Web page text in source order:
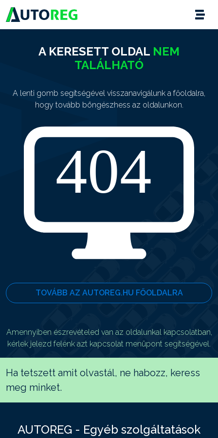
A KERESETT OLDAL NEM
TALÁLHATÓ
A lenti gomb segítségével visszanavigálunk a főoldalra,
hogy tovább böngészhess az oldalunkon.
TOVÁBB AZ AUTOREG.HU FŐOLDALRA
Amennyiben észrevételed van az oldalunkal kapcsolatban,
kérlek jelezd felénk azt kapcsolat menüpont segítségével.
Ha tetszett amit olvastál, ne habozz, keress
meg minket.
AUTOREG - Egyéb szolgáltatások